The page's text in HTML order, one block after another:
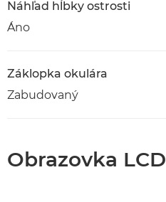
Náhľad hĺbky ostrosti
Áno
Záklopka okulára
Zabudovaný
Obrazovka LCD